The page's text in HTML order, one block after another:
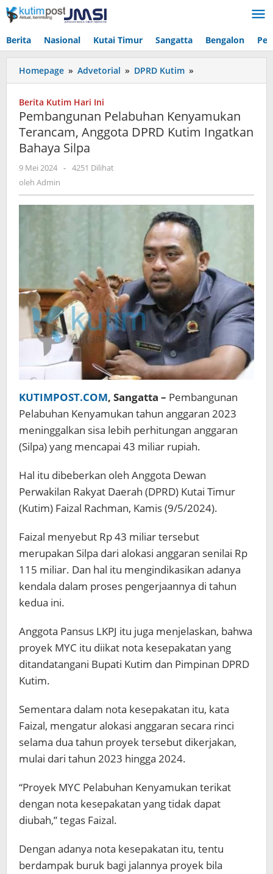
Lewati
ke
Berita Nasional Kutai Timur Sangatta Bengalon
Homepage » Advetorial » DPRD Kutim »
Pelabuhan
Anggota
DPRD
Berita Kutim Hari Ini
Pembangunan Pelabuhan Kenyamukan
Terancam, Anggota DPRD Kutim Ingatkan
Bahaya Silpa
9 Mei 2024 oleh
- 4251 Dilihat
oleh Admin
KUTIMPOST.COM, Sangatta – Pembangunan
Pelabuhan Kenyamukan tahun anggaran 2023
meninggalkan sisa lebih perhitungan anggaran
(Silpa) yang mencapai 43 miliar rupiah.
Hal itu dibeberkan oleh Anggota Dewan
Perwakilan Rakyat Daerah (DPRD) Kutai Timur
(Kutim) Faizal Rachman, Kamis (9/5/2024).
Faizal menyebut Rp 43 miliar tersebut
merupakan Silpa dari alokasi anggaran senilai Rp
115 miliar. Dan hal itu mengindikasikan adanya
kendala dalam proses pengerjaannya di tahun
kedua ini.
Anggota Pansus LKPJ itu juga menjelaskan, bahwa
proyek MYC itu diikat nota kesepakatan yang
ditandatangani Bupati Kutim dan Pimpinan DPRD
Kutim.
Sementara dalam nota kesepakatan itu, kata
Faizal, mengatur alokasi anggaran secara rinci
selama dua tahun proyek tersebut dikerjakan,
mulai dari tahun 2023 hingga 2024.
“Proyek MYC Pelabuhan Kenyamukan terikat
dengan nota kesepakatan yang tidak dapat
diubah,” tegas Faizal.
Dengan adanya nota kesepakatan itu, tentu
berdampak buruk bagi jalannya proyek bila